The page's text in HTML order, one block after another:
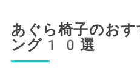
あぐら椅子のお
ング10選